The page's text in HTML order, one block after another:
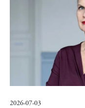
2026-07-03